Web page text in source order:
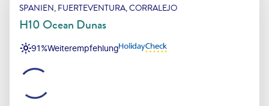
SPANIEN, FUERTEVENTURA, CORRALEJO
H10 Ocean Dunas
Weiterempfehlung
91%